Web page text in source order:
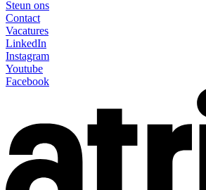
Steun ons
Contact
Vacatures
LinkedIn
Instagram
Youtube
Facebook